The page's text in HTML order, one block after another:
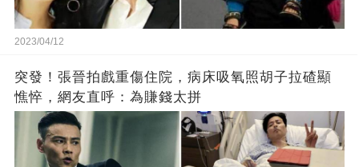
2023/04/12
突發！張晉拍戲重傷住院，病床吸氧照胡子拉碴顯
憔悴，網友直呼：為賺錢太拼